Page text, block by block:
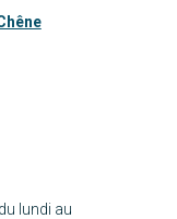
lundi au